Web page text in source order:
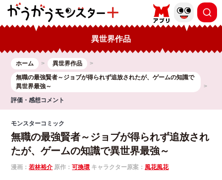
異世界作品
ホーム
異世界作品
無職の最強賢者～ジョブが得られず追放されたが、ゲームの知識で
異世界最強～
評価・感想コメント
モンスターコミック
無職の最強賢者～ジョブが得られず追放され
たが、ゲームの知識で異世界最強～
漫画：若林裕介 原作：可換環 キャラクター原案： 風花風花